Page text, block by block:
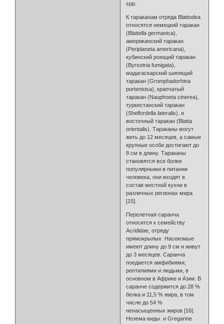
spp.
К тараканам отряда Blattodea
относятся немецкий таракан
(Blattella germanica),
американский таракан
(Periplaneta americana),
кубинский роющий таракан
(Byrsotria fumigata),
мадагаскарский шипящий
таракан (Gromphadorhina
portentosa), крапчатый
таракан (Nauphoeta cinerea),
туркестанский таракан
(Shelfordella lateralis). и
восточный таракан (Blatta
orientalis). Тараканы могут
жить до 12 месяцев, а самые
крупные особи достигают до
8 см в длину. Тараканы
становятся все более
популярными в питании
человека, они входят в
состав местной кухни в
различных регионах мира
[15].
Перелетная саранча
относится к семейству
Acrididae, отряду
прямокрылых. Насекомые
имеют длину до 9 см и живут
до 3 месяцев. Саранча
поедается амфибиями,
рептилиями и людьми, в
основном в Африке и Азии. В
саранче содержится до 28 %
белка и 11,5 % жира, в том
числе до 54 %
ненасыщенных жиров [16].
Нозема виды. и Gregarine